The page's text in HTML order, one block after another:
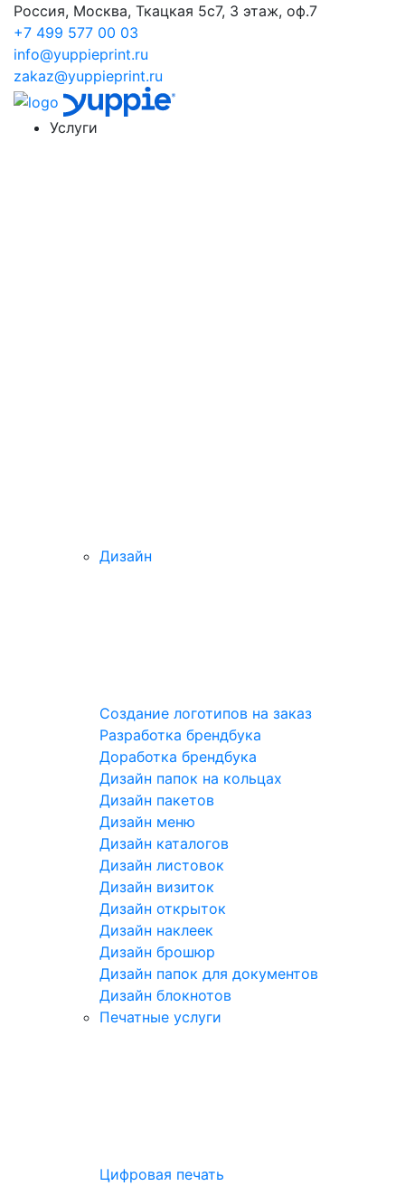
Россия, Москва, Ткацкая 5с7, 3 этаж, оф.7
+7 499 577 00 03
info@yuppieprint.ru
zakaz@yuppieprint.ru
Услуги
Дизайн
Создание логотипов на заказ
Разработка брендбука
Доработка брендбука
Дизайн папок на кольцах
Дизайн пакетов
Дизайн меню
Дизайн каталогов
Дизайн листовок
Дизайн визиток
Дизайн открыток
Дизайн наклеек
Дизайн брошюр
Дизайн папок для документов
Дизайн блокнотов
Печатные услуги
Цифровая печать